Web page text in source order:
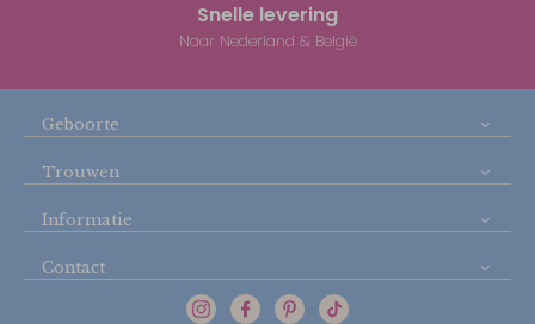
Snelle levering
Naar Nederland & België
Geboorte
Trouwen
Informatie
Contact